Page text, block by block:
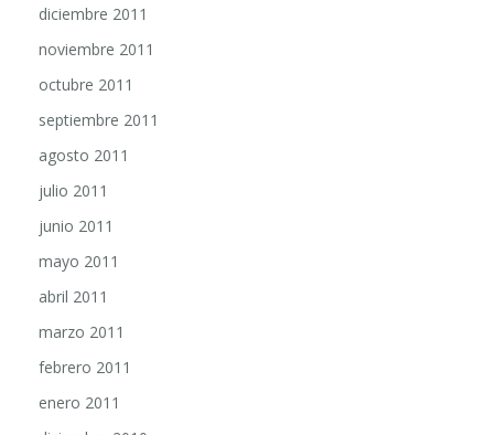
noviembre 2011
octubre 2011
septiembre 2011
agosto 2011
julio 2011
junio 2011
mayo 2011
abril 2011
marzo 2011
febrero 2011
enero 2011
diciembre 2010